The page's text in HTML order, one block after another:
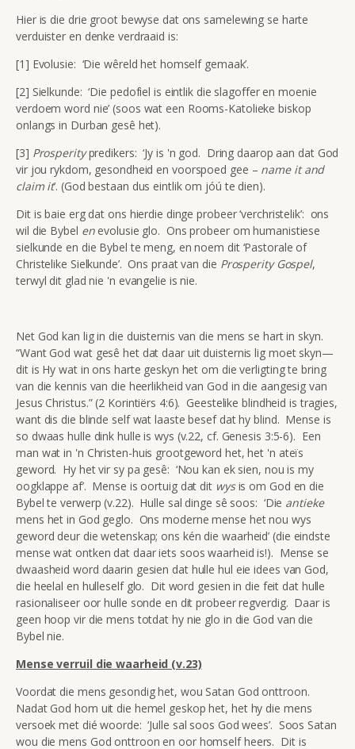
Hier is die drie groot bewyse dat ons samelewing se harte
verduister en denke verdraaid is:
[1] Evolusie: ‘Die wêreld het homself gemaak’.
[2] Sielkunde: ‘Die pedofiel is eintlik die slagoffer en moenie
verdoem word nie’ (soos wat een Rooms-Katolieke biskop
onlangs in Durban gesê het).
[3] Prosperitypredikers: ‘Jy is 'n god. Dring daarop aan dat God
vir jou rykdom, gesondheid en voorspoed gee – name it and
claim it’. (God bestaan dus eintlik om jóú te dien).
Dit is baie erg dat ons hierdie dinge probeer ‘verchristelik’: ons
wil die Bybel en evolusie glo. Ons probeer om humanistiese
sielkunde en die Bybel te meng, en noem dit ‘Pastorale of
Christelike Sielkunde’. Ons praat van die Prosperity Gospel,
terwyl dit glad nie 'n evangelie is nie.
Net God kan lig in die duisternis van die mens se hart in skyn.
“Want God wat gesê het dat daar uit duisternis lig moet skyn—
dit is Hy wat in ons harte geskyn het om die verligting te bring
van die kennis van die heerlikheid van God in die aangesig van
Jesus Christus.” (2 Korintiërs 4:6). Geestelike blindheid is tragies,
want dis die blinde self wat laaste besef dat hy blind. Mense is
so dwaas hulle dink hulle is wys (v.22, cf. Genesis 3:5-6). Een
man wat in 'n Christen-huis grootgeword het, het 'n ateïs
geword. Hy het vir sy pa gesê: ‘Nou kan ek sien, nou is my
oogklappe af’. Mense is oortuig dat dit wysis om God en die
Bybel te verwerp (v.22). Hulle sal dinge sê soos: ‘Die antieke
mens het in God geglo. Ons moderne mense het nou wys
geword deur die wetenskap; ons kén die waarheid’ (die eindste
mense wat ontken dat daar iets soos waarheid is!). Mense se
dwaasheid word daarin gesien dat hulle hul eie idees van God,
die heelal en hulleself glo. Dit word gesien in die feit dat hulle
rasionaliseer oor hulle sonde en dit probeer regverdig. Daar is
geen hoop vir die mens totdat hy nie glo in die God van die
Bybel nie.
Mense verruil die waarheid (v.23)
Voordat die mens gesondig het, wou Satan God onttroon.
Nadat God hom uit die hemel geskop het, het hy die mens
versoek met dié woorde: ‘Julle sal soos God wees’. Soos Satan
wou die mens God onttroon en oor homself heers. Dit is